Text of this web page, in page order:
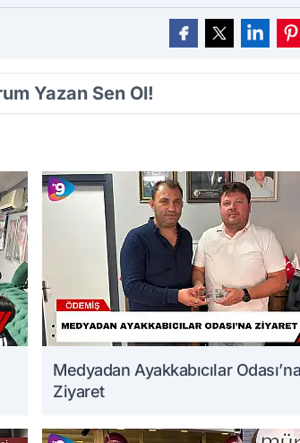
Yazan Sen Ol!
Medyadan Ayakkabıcılar Odası’na
Ziyaret